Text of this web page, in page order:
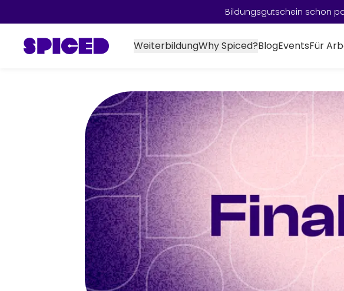
Bildungsgutschein schon
WeiterbildungWhy Spiced?BlogEventsFür